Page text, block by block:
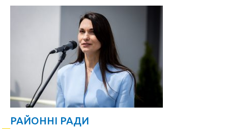
РАЙОННІ РАДИ